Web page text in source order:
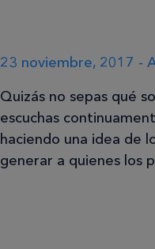
23 noviembre, 2017 -
Quizás no sepas qué
escuchas
haciendo una idea de
generar a quienes los